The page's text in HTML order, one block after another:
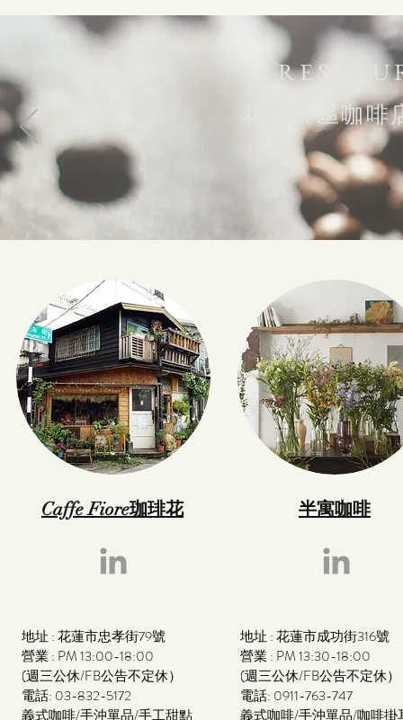
花蓮市區咖
Caffe Fiore珈琲花
地址 : 花蓮市忠孝街79號
營業 : PM 13:00-18:00
(週三公休/FB公告不定休）
電話: 03-832-5172
​義式咖啡/手沖單品/手工甜點
半寓咖啡
地址 : 花蓮市成功街316號
營業 : PM 13:30-18:00
(週三公休/FB公告不定休）
電話: 0911-763-747
義式咖啡/手沖單品/咖啡掛